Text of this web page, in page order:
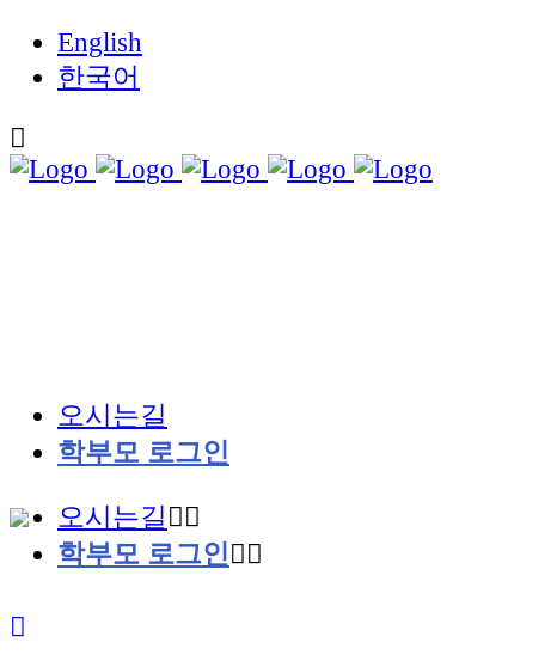
English
한국어
오시는길
학부모 로그인
오시는길
학부모 로그인